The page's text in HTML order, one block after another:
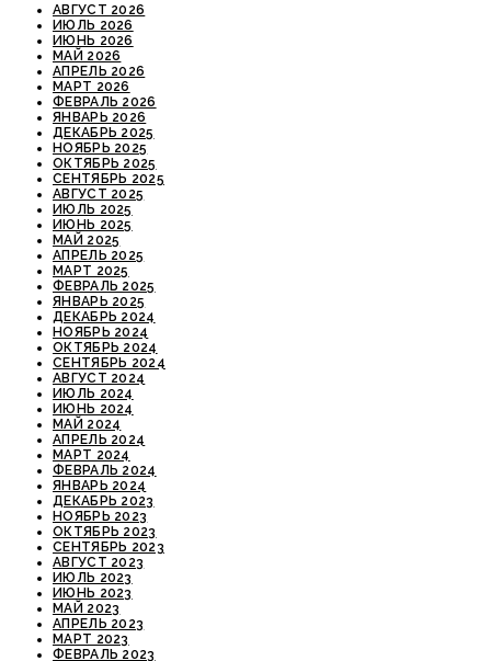
АВГУСТ 2026
ИЮЛЬ 2026
ИЮНЬ 2026
МАЙ 2026
АПРЕЛЬ 2026
МАРТ 2026
ФЕВРАЛЬ 2026
ЯНВАРЬ 2026
ДЕКАБРЬ 2025
НОЯБРЬ 2025
ОКТЯБРЬ 2025
СЕНТЯБРЬ 2025
АВГУСТ 2025
ИЮЛЬ 2025
ИЮНЬ 2025
МАЙ 2025
АПРЕЛЬ 2025
МАРТ 2025
ФЕВРАЛЬ 2025
ЯНВАРЬ 2025
ДЕКАБРЬ 2024
НОЯБРЬ 2024
ОКТЯБРЬ 2024
СЕНТЯБРЬ 2024
АВГУСТ 2024
ИЮЛЬ 2024
ИЮНЬ 2024
МАЙ 2024
АПРЕЛЬ 2024
МАРТ 2024
ФЕВРАЛЬ 2024
ЯНВАРЬ 2024
ДЕКАБРЬ 2023
НОЯБРЬ 2023
ОКТЯБРЬ 2023
СЕНТЯБРЬ 2023
АВГУСТ 2023
ИЮЛЬ 2023
ИЮНЬ 2023
МАЙ 2023
АПРЕЛЬ 2023
МАРТ 2023
ФЕВРАЛЬ 2023